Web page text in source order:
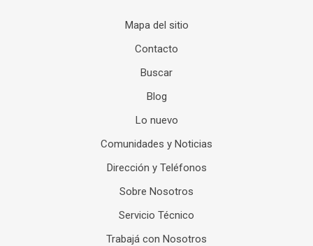
Mapa del sitio
Contacto
Buscar
Blog
Lo nuevo
Comunidades y Noticias
Dirección y Teléfonos
Sobre Nosotros
Servicio Técnico
Trabajá con Nosotros